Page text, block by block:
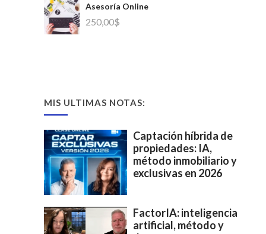
Asesoría Online
250,00$
MIS ULTIMAS NOTAS:
Captación híbrida de
propiedades: IA,
método inmobiliario y
exclusivas en 2026
FactorIA: inteligencia
artificial, método y